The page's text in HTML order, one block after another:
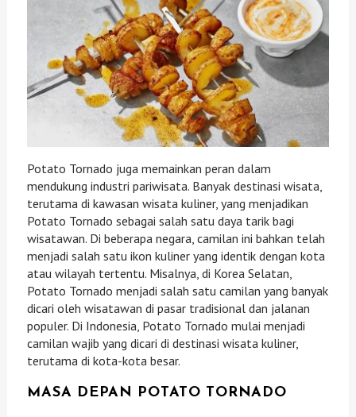
Potato Tornado juga memainkan peran dalam
mendukung industri pariwisata. Banyak destinasi wisata,
terutama di kawasan wisata kuliner, yang menjadikan
Potato Tornado sebagai salah satu daya tarik bagi
wisatawan. Di beberapa negara, camilan ini bahkan telah
menjadi salah satu ikon kuliner yang identik dengan kota
atau wilayah tertentu. Misalnya, di Korea Selatan,
Potato Tornado menjadi salah satu camilan yang banyak
dicari oleh wisatawan di pasar tradisional dan jalanan
populer. Di Indonesia, Potato Tornado mulai menjadi
camilan wajib yang dicari di destinasi wisata kuliner,
terutama di kota-kota besar.
MASA DEPAN POTATO TORNADO